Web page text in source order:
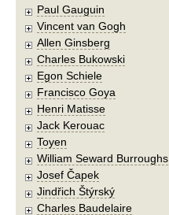
Paul Gauguin
Vincent van Gogh
Allen Ginsberg
Charles Bukowski
Egon Schiele
Francisco Goya
Henri Matisse
Jack Kerouac
Toyen
William Seward Burroughs
Josef Čapek
Jindřich Štýrský
Charles Baudelaire